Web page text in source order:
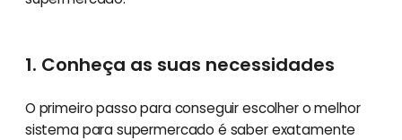
1. Conheça as suas necessidades
O primeiro passo para conseguir escolher o melhor
sistema para supermercado é saber exatamente